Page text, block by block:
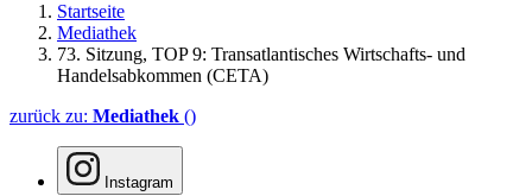
Startseite
Mediathek
73. Sitzung, TOP 9: Trans­atlantisches Wirt­schafts- und
Handels­abkommen (CETA)
zurück zu: Mediathek ()
Instagram